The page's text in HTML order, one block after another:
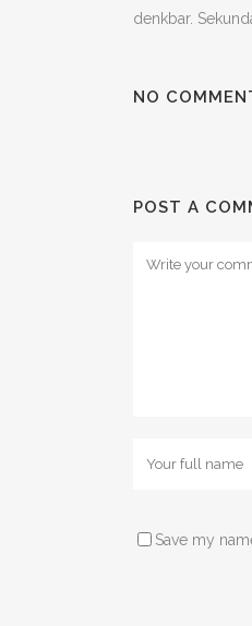
denkbar.
NO
POST A
Save my